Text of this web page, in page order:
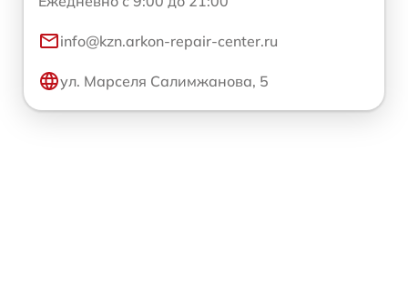
info@kzn.arkon-repair-center.ru
ул. Марселя Салимжанова, 5